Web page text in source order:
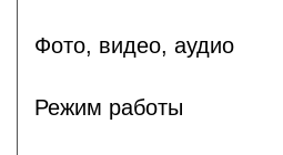
Фото, видео, аудио
Режим работы